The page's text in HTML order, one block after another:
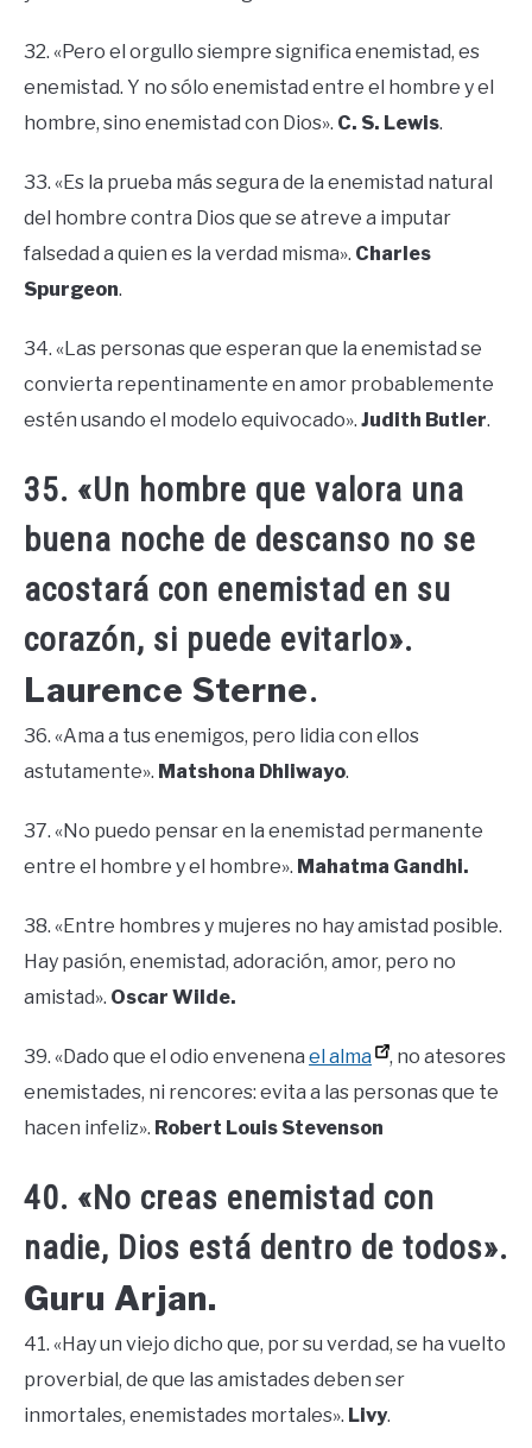
32. «Pero el orgullo siempre significa enemistad, es
enemistad. Y no sólo enemistad entre el hombre y el
hombre, sino enemistad con Dios». C. S. Lewis.
33. «Es la prueba más segura de la enemistad natural
del hombre contra Dios que se atreve a imputar
falsedad a quien es la verdad misma». Charles
Spurgeon.
34. «Las personas que esperan que la enemistad se
convierta repentinamente en amor probablemente
estén usando el modelo equivocado». Judith Butler.
35. «Un hombre que valora una
buena noche de descanso no se
acostará con enemistad en su
corazón, si puede evitarlo».
Laurence Sterne.
36. «Ama a tus enemigos, pero lidia con ellos
astutamente». Matshona Dhliwayo.
37. «No puedo pensar en la enemistad permanente
entre el hombre y el hombre». Mahatma Gandhi.
38. «Entre hombres y mujeres no hay amistad posible.
Hay pasión, enemistad, adoración, amor, pero no
amistad». Oscar Wilde.
39. «Dado que el odio envenena el alma
, no atesores
enemistades, ni rencores: evita a las personas que te
hacen infeliz». Robert Louis Stevenson
40. «No creas enemistad con
nadie, Dios está dentro de todos».
Guru Arjan.
41. «Hay un viejo dicho que, por su verdad, se ha vuelto
proverbial, de que las amistades deben ser
inmortales, enemistades mortales». Livy.